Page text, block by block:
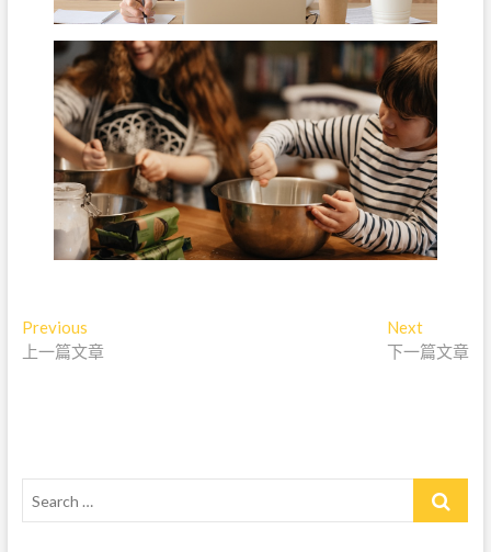
文
章
Previous
r
p
上一篇文章
Next
e
:
下一篇文章